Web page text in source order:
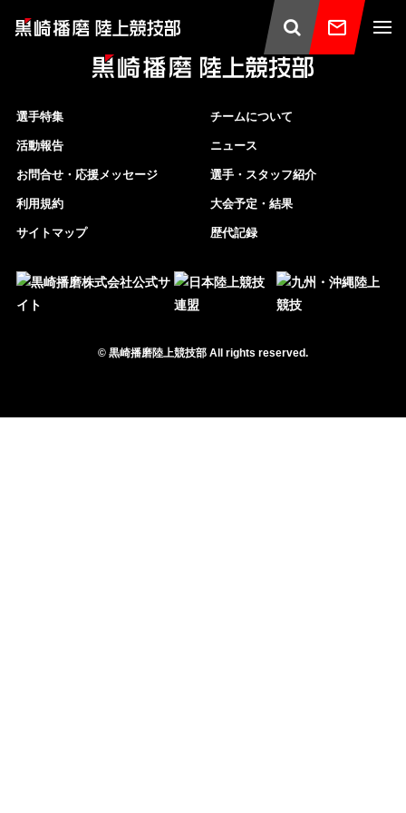
© 黒崎播磨陸上競技部 All rights reserved.
チームについて
ニュース
選手・スタッフ紹介
大会予定・結果
歴代記録
選手特集
活動報告
お問合せ・応援メッセージ
利用規約
サイトマップ